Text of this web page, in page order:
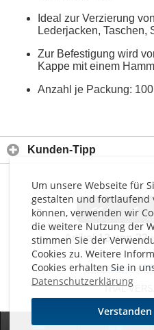
Um unsere Webseite für
gestalten und fortlaufend
können, verwenden wir
die weitere Nutzung der
stimmen Sie der
Cookies zu. Weitere
Cookies erhalten Sie in
Datenschutzerklärung
Verstanden
Ideal zur Verzierung
Lederjacken, Taschen,
Zur Befestigung wird
Kappe mit einem
Anzahl je Packung:
Kunden-Tipp
<< <
Artikel12 von 32
Impressum-
THAL
Alle Preise inkl.
Zur